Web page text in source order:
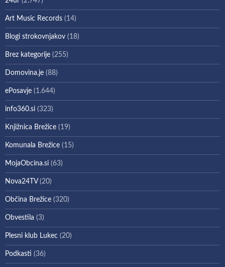
Art Music Records (14)
Blogi strokovnjakov (18)
Brez kategorije (255)
Domovina.je (88)
ePosavje (1.644)
info360.si (323)
Knjižnica Brežice (19)
Komunala Brežice (15)
MojaObcina.si (63)
Nova24TV(20)
Občina Brežice (320)
Obvestila (3)
Plesni klub Lukec (20)
Podkasti (36)